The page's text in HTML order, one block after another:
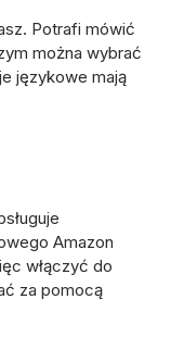
Potrafi mówić
można wybrać
językowe mają
Amazon
włączyć do
za pomocą